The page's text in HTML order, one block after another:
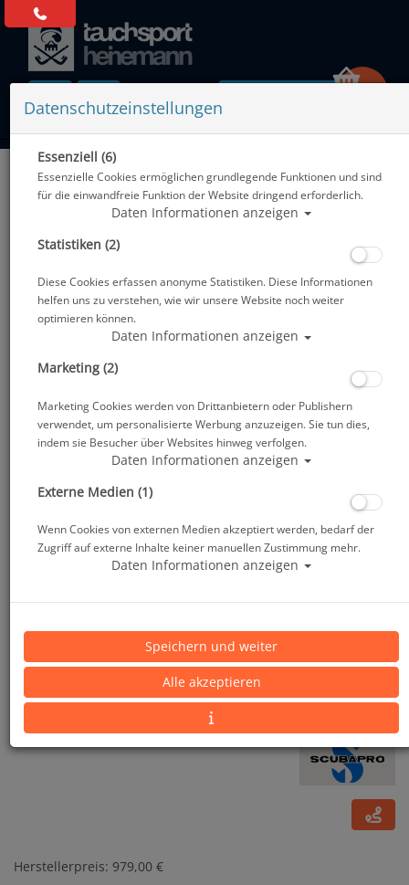
Alle Artikel zeigen aus: Abverkauf
Scubapro Everdry 4 (2017) - Herren - Gr: S -
Trockentauchanzug - #
Artikelnr.: scu-60852master
Herstellerpreis: 979,00 €
Datenschutzeinstellungen
Essenziell (6)
Essenzielle Cookies ermöglichen grundlegende Funktionen und sind
für die einwandfreie Funktion der Website dringend erforderlich.
Daten Informationen anzeigen
Statistiken (2)
Diese Cookies erfassen anonyme Statistiken. Diese Informationen
helfen uns zu verstehen, wie wir unsere Website noch weiter
optimieren können.
Daten Informationen anzeigen
Marketing (2)
Marketing Cookies werden von Drittanbietern oder Publishern
verwendet, um personalisierte Werbung anzuzeigen. Sie tun dies,
indem sie Besucher über Websites hinweg verfolgen.
Daten Informationen anzeigen
Externe Medien (1)
Wenn Cookies von externen Medien akzeptiert werden, bedarf der
Zugriff auf externe Inhalte keiner manuellen Zustimmung mehr.
Daten Informationen anzeigen
Speichern und weiter
Alle akzeptieren